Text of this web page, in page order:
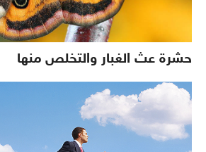
حشرة عث الغبار والتخلص منها